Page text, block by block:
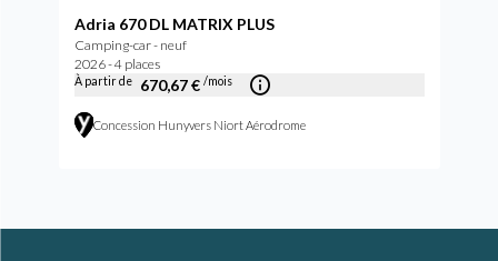
Adria 670 DL MATRIX PLUS
Camping-car - neuf
2026 - 4 places
À partir de 670,67 € /mois
Concession Hunyvers Niort Aérodrome